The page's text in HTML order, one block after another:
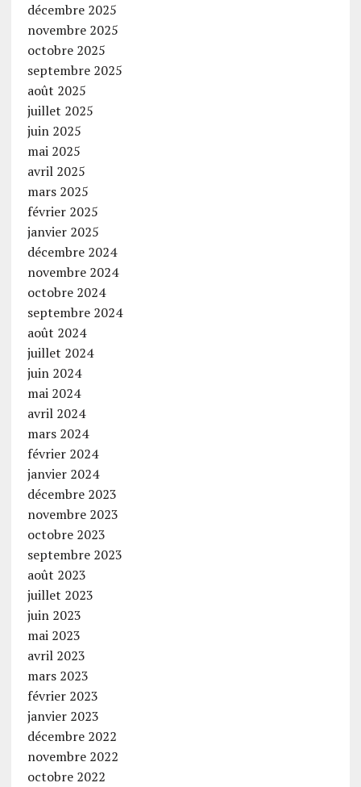
décembre 2025
novembre 2025
octobre 2025
septembre 2025
août 2025
juillet 2025
juin 2025
mai 2025
avril 2025
mars 2025
février 2025
janvier 2025
décembre 2024
novembre 2024
octobre 2024
septembre 2024
août 2024
juillet 2024
juin 2024
mai 2024
avril 2024
mars 2024
février 2024
janvier 2024
décembre 2023
novembre 2023
octobre 2023
septembre 2023
août 2023
juillet 2023
juin 2023
mai 2023
avril 2023
mars 2023
février 2023
janvier 2023
décembre 2022
novembre 2022
octobre 2022